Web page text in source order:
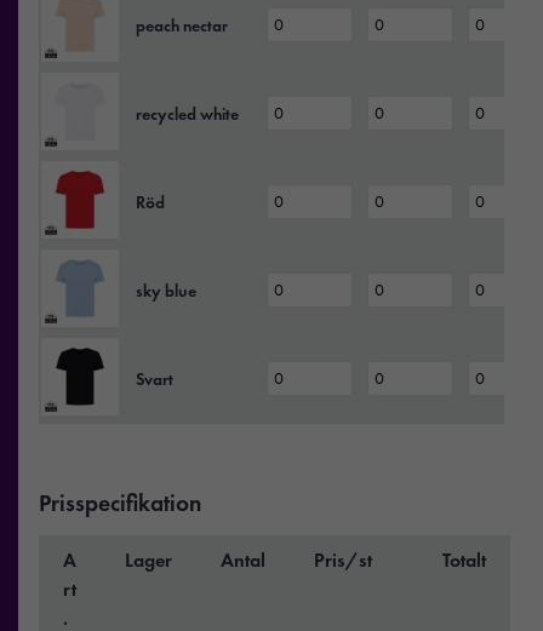
peach nectar
recycled white
Röd
sky blue
Svart
Prisspecifikation
A
rt
.
Lager Antal Pris/st Totalt